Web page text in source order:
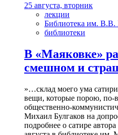
25 августа, вторник
лекции
Библиотека им. В.В.
библиотеки
В «Маяковке»
смешном и
»…склад моего ума
вещи, которые порою, по-
общественно-
Михаил Булгаков на
подробнее о сатире